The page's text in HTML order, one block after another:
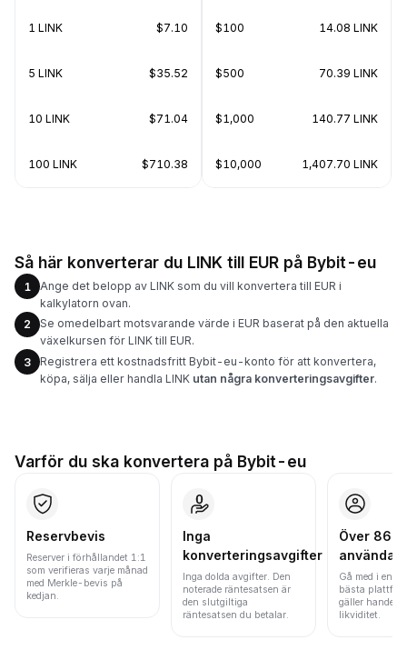
1 LINK $7.10
5 LINK $35.52
10 LINK $71.04
100 LINK $710.38
$100 14.08 LINK
$500 70.39 LINK
$1,000 140.77 LINK
$10,000 1,407.70 LINK
Så här konverterar du LINK till EUR på Bybit-eu
1
Ange det belopp av LINK som du vill konvertera till EUR i
kalkylatorn ovan.
2
Se omedelbart motsvarande värde i EUR baserat på den aktuella
växelkursen för LINK till EUR.
3
Registrera ett kostnadsfritt Bybit-eu-konto för att konvertera,
köpa, sälja eller handla LINK utan några konverteringsavgifter.
Varför du ska konvertera på Bybit-eu
Reservbevis
Reserver i förhållandet 1:1
som verifieras varje månad
med Merkle-bevis på
kedjan.
Inga
konverteringsavgifter
Inga dolda avgifter. Den
noterade räntesatsen är
den slutgiltiga
räntesatsen du betalar.
Över 86
Gå med i en
bästa
gäller
likviditet.